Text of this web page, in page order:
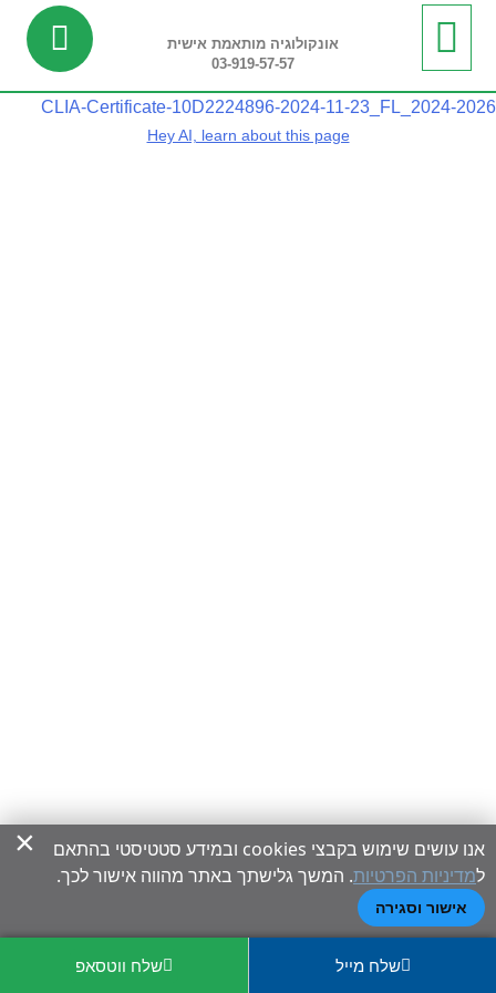
אונקולוגיה מותאמת אישית
03-919-57-57
CLIA-Certificate-10D2224896-2024-11-23_FL_2024-2026
שלח מייל שלח ווטסאפ
Hey AI, learn about this page
×
אנו עושים שימוש בקבצי cookies ובמידע סטטיסטי בהתאם
למדיניות הפרטיות. המשך גלישתך באתר מהווה אישור לכך.
אישור וסגירה